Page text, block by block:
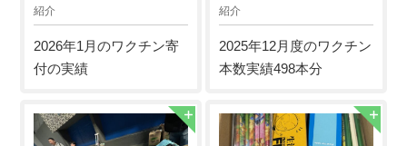
紹介
2026年1月のワクチン寄
付の実績
紹介
2025年12月度のワクチン
本数実績498本分